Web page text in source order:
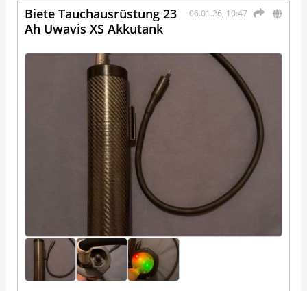
06.01.26, 10:47
Biete Tauchausrüstung 23
Ah Uwavis XS Akkutank